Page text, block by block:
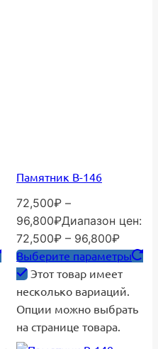
Памятник В-146
72,500₽ –
96,800₽Диапазон цен:
72,500₽ – 96,800₽
Выберите параметры
Этот товар имеет
несколько вариаций.
Опции можно выбрать
на странице товара.